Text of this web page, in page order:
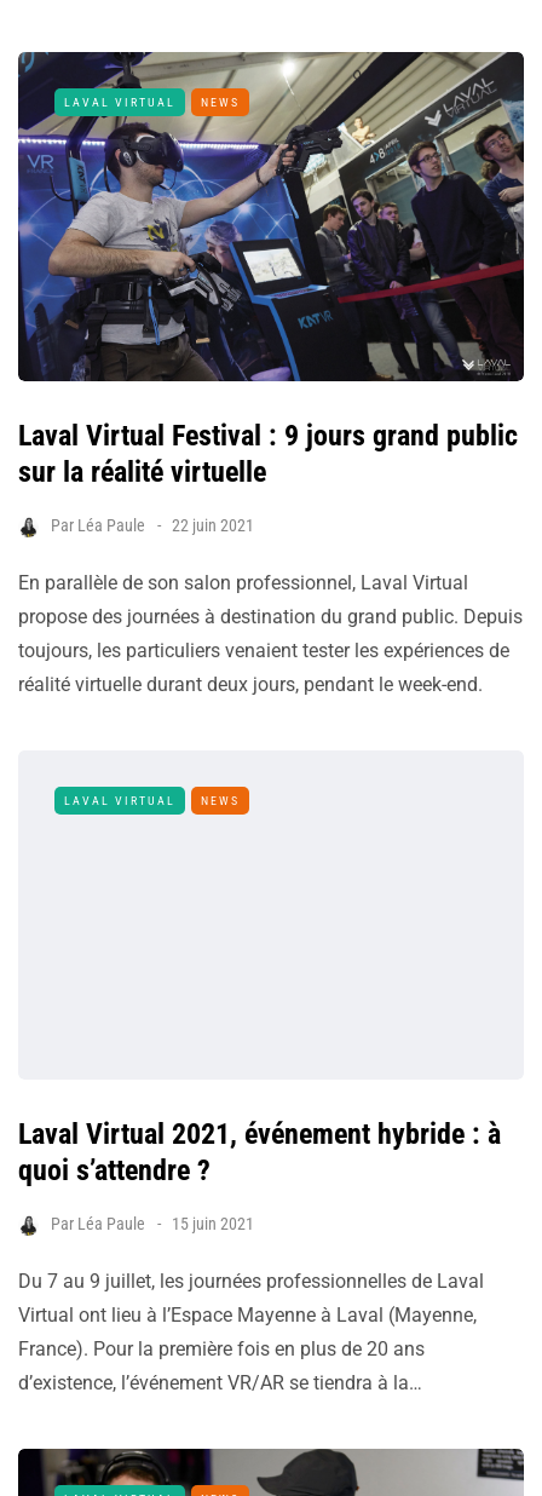
LAVAL VIRTUAL NEWS
Laval Virtual Festival : 9 jours grand public
sur la réalité virtuelle
Par Léa Paule 22 juin 2021
En parallèle de son salon professionnel, Laval Virtual
propose des journées à destination du grand public. Depuis
toujours, les particuliers venaient tester les expériences de
réalité virtuelle durant deux jours, pendant le week-end.
LAVAL VIRTUAL NEWS
Laval Virtual 2021, événement hybride : à
quoi s’attendre ?
Par Léa Paule 15 juin 2021
Du 7 au 9 juillet, les journées professionnelles de Laval
Virtual ont lieu à l’Espace Mayenne à Laval (Mayenne,
France). Pour la première fois en plus de 20 ans
d’existence, l’événement VR/AR se tiendra à la…